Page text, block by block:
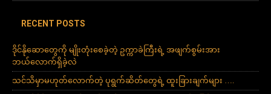
RECENT POSTS
ဒိုင်နိုဆောတွေကို မျိုးတုံးစေခဲ့တဲ့ ဥက္ကာခဲကြီးရဲ့ အဖျက်စွမ်းအား
ဘယ်လောက်ရှိခဲ့လဲ
သင်သိမှာမဟုတ်လောက်တဲ့ ပုရွက်ဆိတ်တွေရဲ့ ထူးခြားချက်များ ….